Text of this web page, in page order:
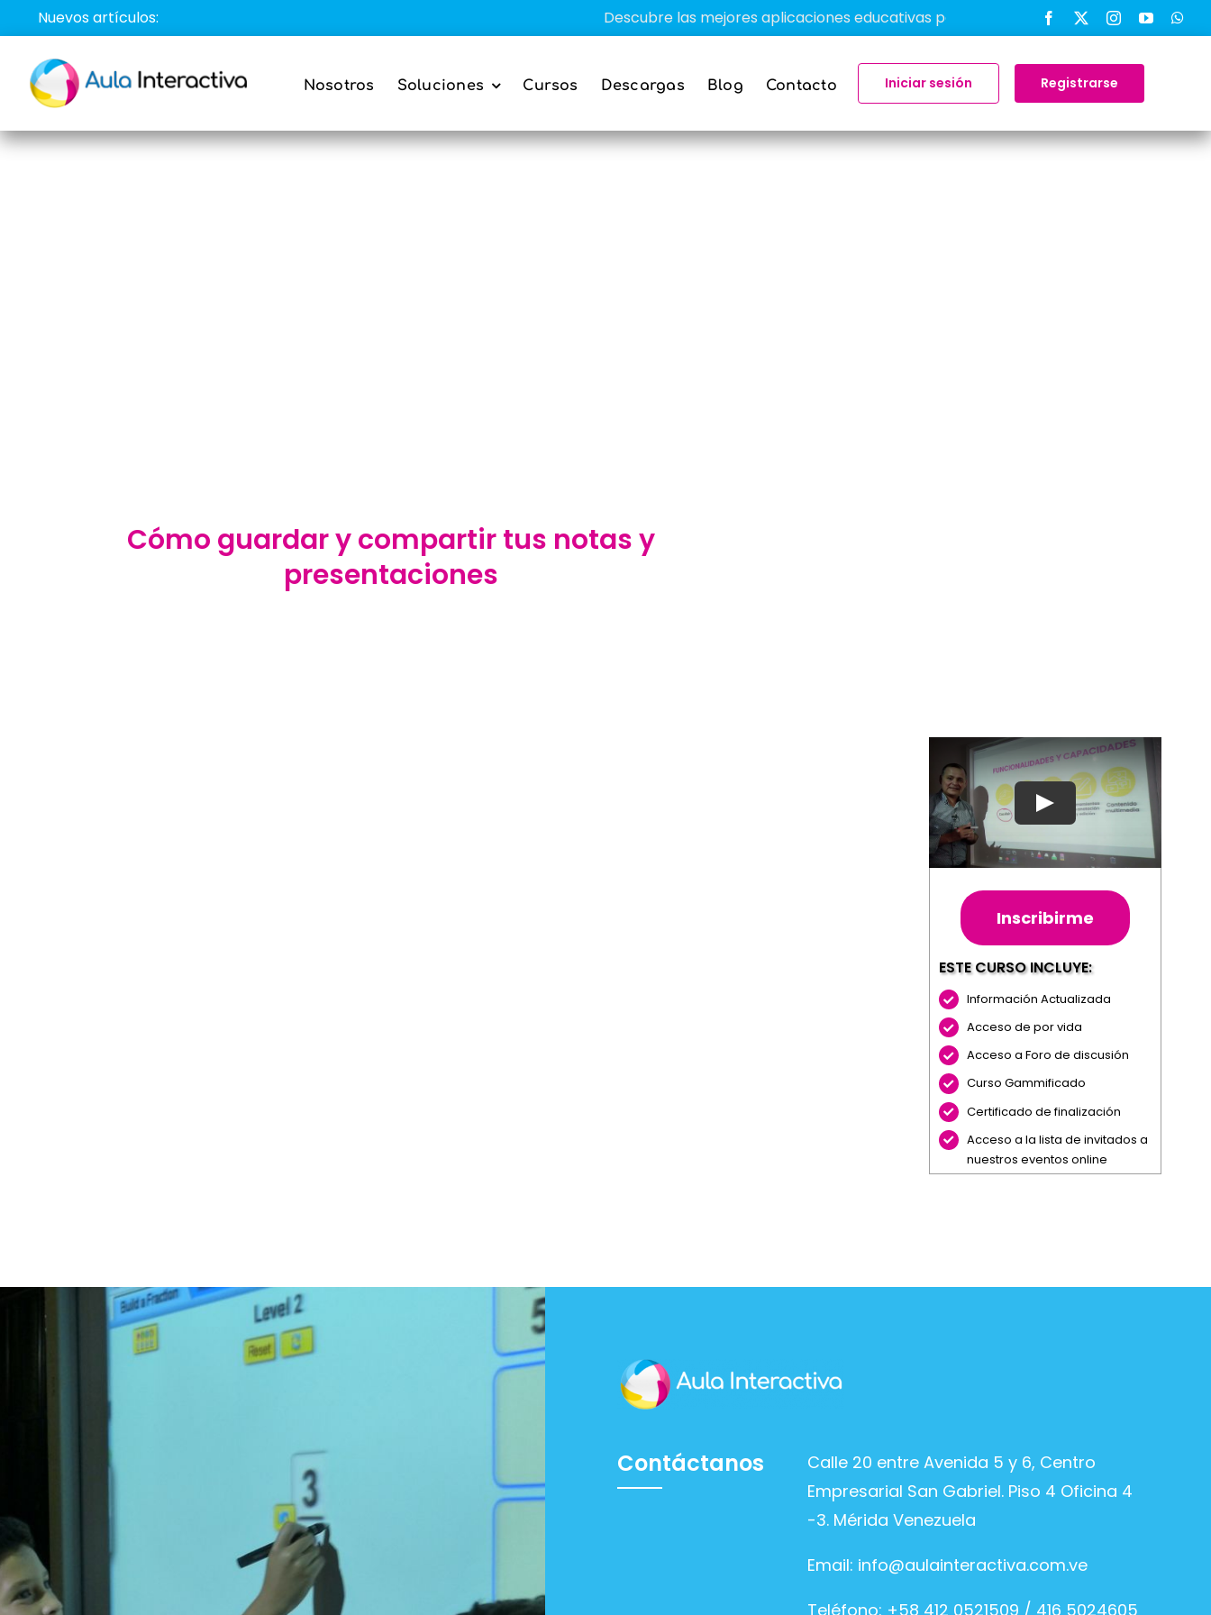
Saltar
al
contenido
Nuevos artículos: Descubre las mejores aplicaciones educativas para transformar el aprendizaje en el aula
Nosotros Soluciones Cursos Descargas Blog Contacto Iniciar sesión Registrarse
Cómo guardar y compartir tus notas y
presentaciones
Inscribirme
ESTE CURSO INCLUYE:
Información Actualizada
Acceso de por vida
Acceso a Foro de discusión
Curso Gammificado
Certificado de finalización
Acceso a la lista de invitados a
nuestros eventos online
Contáctanos
Calle 20 entre Avenida 5 y 6, Centro
Empresarial San Gabriel. Piso 4 Oficina 4
-3. Mérida Venezuela
Email: info@aulainteractiva.com.ve
Teléfono: +58 412 0521509 / 416 5024605